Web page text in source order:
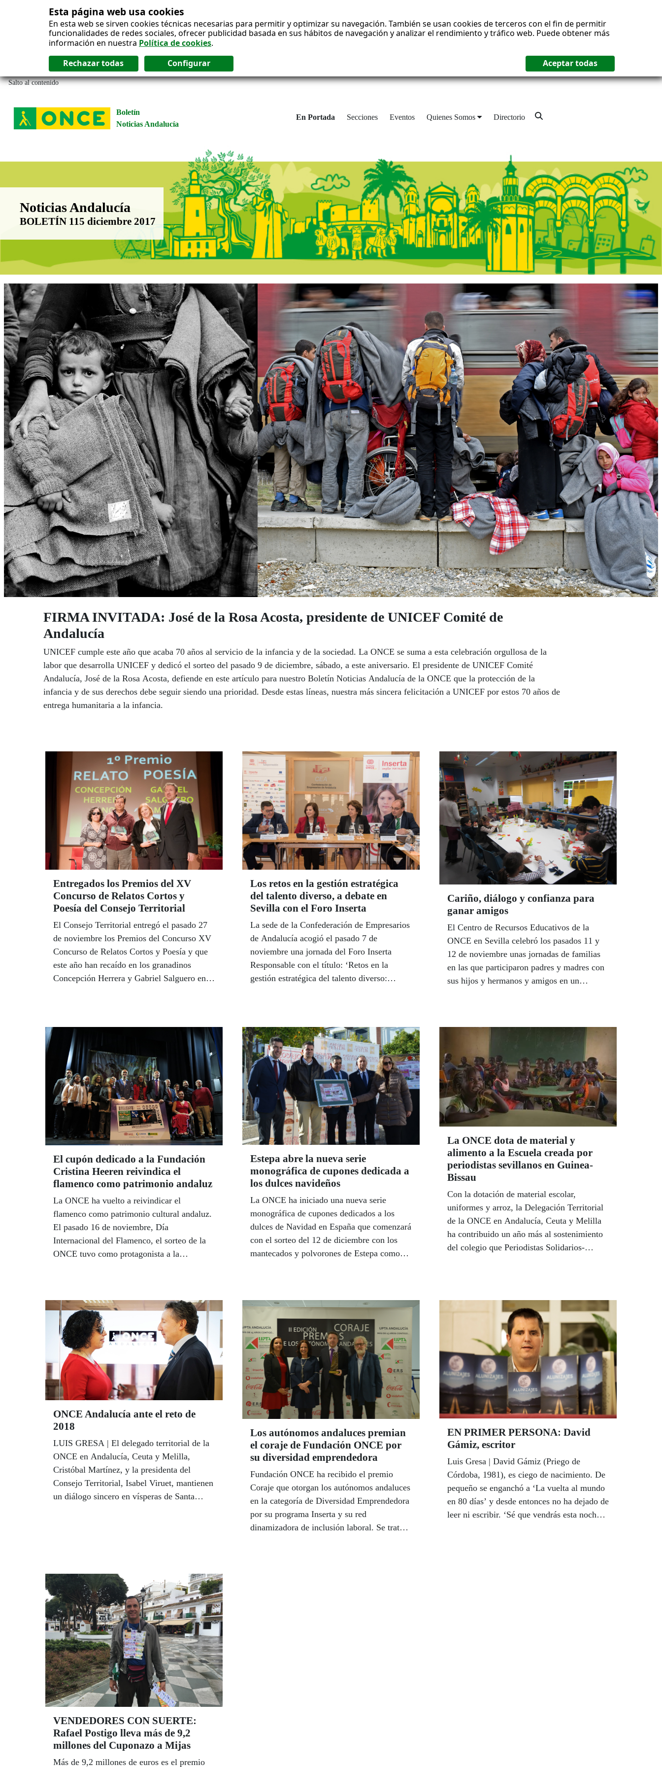
Esta página web usa cookies
En esta web se sirven cookies técnicas necesarias para permitir y optimizar su navegación. También se usan cookies de terceros con el fin de permitir
funcionalidades de redes sociales, ofrecer publicidad basada en sus hábitos de navegación y analizar el rendimiento y tráfico web. Puede obtener más
información en nuestra Política de cookies.
Salto al contenido
Boletín
Noticias Andalucía
En Portada Secciones Eventos Quienes Somos Directorio
Boletín Noticias Andalucía
Noticias Andalucía
BOLETÍN 115 diciembre 2017
Boletín Noticias Andalucía - En Portada
FIRMA INVITADA: José de la Rosa Acosta, presidente de UNICEF Comité de
Andalucía
UNICEF cumple este año que acaba 70 años al servicio de la infancia y de la sociedad. La ONCE se suma a esta celebración orgullosa de la
labor que desarrolla UNICEF y dedicó el sorteo del pasado 9 de diciembre, sábado, a este aniversario. El presidente de UNICEF Comité
Andalucía, José de la Rosa Acosta, defiende en este artículo para nuestro Boletín Noticias Andalucía de la ONCE que la protección de la
infancia y de sus derechos debe seguir siendo una prioridad. Desde estas líneas, nuestra más sincera felicitación a UNICEF por estos 70 años de
entrega humanitaria a la infancia.
Entregados los Premios del XV
Concurso de Relatos Cortos y
Poesía del Consejo Territorial
El Consejo Territorial entregó el pasado 27
de noviembre los Premios del Concurso XV
Concurso de Relatos Cortos y Poesía y que
este año han recaído en los granadinos
Concepción Herrera y Gabriel Salguero en
los ganadores y animaron al conjunto de
afiliados a que sigan leyendo y escribiendo
para reforzar y encauzar su ceatividad
litetaria.
Los retos en la gestión estratégica
del talento diverso, a debate en
Sevilla con el Foro Inserta
La sede de la Confederación de Empresarios
de Andalucía acogió el pasado 7 de
noviembre una jornada del Foro Inserta
Responsable con el título: ‘Retos en la
gestión estratégica del talento diverso:
y la consejera de Igualdad y Políticas
Sociales de la Junta de Andalucía, María
José Sánchez Rubio, participaron en este
encuentro en el que los empresarios
conocieron de primera mano las
herramientas que la ONCE y Fundación
ONCE ponen a su disposición para facilitar
la contratación laboral de personas con
discapacidad.
Cariño, diálogo y confianza para
ganar amigos
El Centro de Recursos Educativos de la
ONCE en Sevilla celebró los pasados 11 y
12 de noviembre unas jornadas de familias
en las que participaron padres y madres con
sus hijos y hermanos y amigos en un
reforzar el círculo de amistades. El método,
El cupón dedicado a la Fundación
Cristina Heeren reivindica el
flamenco como patrimonio andaluz
La ONCE ha vuelto a reivindicar el
flamenco como patrimonio cultural andaluz.
El pasado 16 de noviembre, Día
Internacional del Flamenco, el sorteo de la
ONCE tuvo como protagonista a la
inclusión social a través del arte andaluz por
excelencia. Representantes de la Consejería
de Cultura de la Junta de Andalucía y del
Ayuntamiento de Sevilla arroparon la
presentación en sociedad de este cupón que
tuvo lugar en el coqueto teatro de la sede de
la Fundación Cristina Heeren, ubicado en el
corazón de Triana.
Estepa abre la nueva serie
monográfica de cupones dedicada a
los dulces navideños
La ONCE ha iniciado una nueva serie
monográfica de cupones dedicados a los
dulces de Navidad en España que comenzará
con el sorteo del 12 de diciembre con los
mantecados y polvorones de Estepa como
campaña que suman 93,5 millones de
cupones con sabor a Navidad que van a
llevar la ilusión de la ONCE a todos los
rincones de España en estas fechas.
La ONCE dota de material y
alimento a la Escuela creada por
periodistas sevillanos en Guinea-
Bissau
Con la dotación de material escolar,
uniformes y arroz, la Delegación Territorial
de la ONCE en Andalucía, Ceuta y Melilla
ha contribuido un año más al sostenimiento
del colegio que Periodistas Solidarios-
de diferente material escolar, un centenar de
uniformes y más de 800 kilos del arroz
destinado a la comida diaria que niños y
niñas reciben en el colegio de Candemba-
Uri.
ONCE Andalucía ante el reto de
2018
LUIS GRESA | El delegado territorial de la
ONCE en Andalucía, Ceuta y Melilla,
Cristóbal Martínez, y la presidenta del
Consejo Territorial, Isabel Viruet, mantienen
un diálogo sincero en vísperas de Santa
declaran muy orgullosos de ser andaluces,
del liderazgo de Andalucía en el seno de la
Organización y, sobre todo, del capital
humano que conforman los hombres y
mujeres de la ONCE en Andalucía.
Los autónomos andaluces premian
el coraje de Fundación ONCE por
su diversidad emprendedora
Fundación ONCE ha recibido el premio
Coraje que otorgan los autónomos andaluces
en la categoría de Diversidad Emprendedora
por su programa Inserta y su red
dinamizadora de inclusión laboral. Se trata
EN PRIMER PERSONA: David
Gámiz, escritor
Luis Gresa | David Gámiz (Priego de
Córdoba, 1981), es ciego de nacimiento. De
pequeño se enganchó a ‘La vuelta al mundo
en 80 días’ y desde entonces no ha dejado de
leer ni escribir. ‘Sé que vendrás esta noche’
VENDEDORES CON SUERTE:
Rafael Postigo lleva más de 9,2
millones del Cuponazo a Mijas
Más de 9,2 millones de euros es el premio